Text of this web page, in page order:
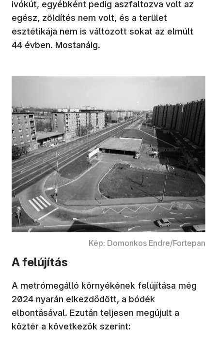
ivókút, egyébként pedig aszfaltozva volt az
egész, zöldítés nem volt, és a terület
esztétikája nem is változott sokat az elmúlt
44 évben. Mostanáig.
Kép: Domonkos Endre/Fortepan
A felújítás
A metrómegálló környékének felújítása még
2024 nyarán elkezdődött, a bódék
elbontásával. Ezután teljesen megújult a
köztér a következők szerint: